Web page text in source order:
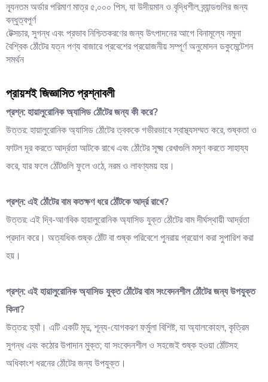
ন্যূনতম অর্ডার পরিমাণ মাত্র ৫,০০০ পিস, যা উদীয়মান ও বৃদ্ধিশীল ব্র্যান্ডগুলির জন্য
বন্ধুত্বপূর্ণ
টেক্সচার, সুগন্ধ এবং প্রভাব নিশ্চিতকরণের জন্য উৎপাদনের আগে বিনামূল্যে নমুনা
বৈশ্বিক ঠোঁটের যত্ন পণ্য বাজারে প্রবেশের প্রয়োজনীয় সম্পূর্ণ অনুমোদন ডকুমেন্টেশন
সমর্থন
প্রায়শই জিজ্ঞাসিত প্রশ্নাবলী
প্রশ্ন: হায়ালুরোনিক অ্যাসিড ঠোঁটের জন্য কী করে?
উত্তর: হায়ালুরোনিক অ্যাসিড ঠোঁটের ত্বককে গভীরভাবে স্বাস্থ্যসম্মত করে, শুষ্কতা ও
ফাটল দূর করতে আর্দ্রতা আটকে রাখে এবং ঠোঁটের সূক্ষ্ম রেখাগুলি মসৃণ করতে সাহায্য
করে, যার ফলে ঠোঁটগুলি ফুলে ওঠে, নরম ও লাবণ্যময় হয়।
প্রশ্ন: এই ঠোঁটের বাম কতক্ষণ ধরে ঠোঁটকে আর্দ্র রাখে?
উত্তর: এই দ্বি-আণবিক হায়ালুরোনিক অ্যাসিড যুক্ত ঠোঁটের বাম দীর্ঘস্থায়ী আর্দ্রতা
প্রদান করে। অত্যধিক শুষ্ক ঠোঁট বা শুষ্ক পরিবেশে পুনরায় প্রয়োগ করা সুপারিশ করা
হয়।
প্রশ্ন: এই হায়ালুরোনিক অ্যাসিড যুক্ত ঠোঁটের বাম সংবেদনশীল ঠোঁটের জন্য উপযুক্ত
কিনা?
উত্তর: হ্যাঁ। এটি একটি মৃদু, শূন্য-যোগকরণ ফর্মুলা বিশিষ্ট, যা অ্যালকোহল, কৃত্রিম
সুগন্ধ এবং কঠোর উপাদান মুক্ত; যা সংবেদনশীল ও সহজেই শুষ্ক হওয়া ঠোঁটসহ
অধিকাংশ ধরনের ঠোঁটের জন্য উপযুক্ত।